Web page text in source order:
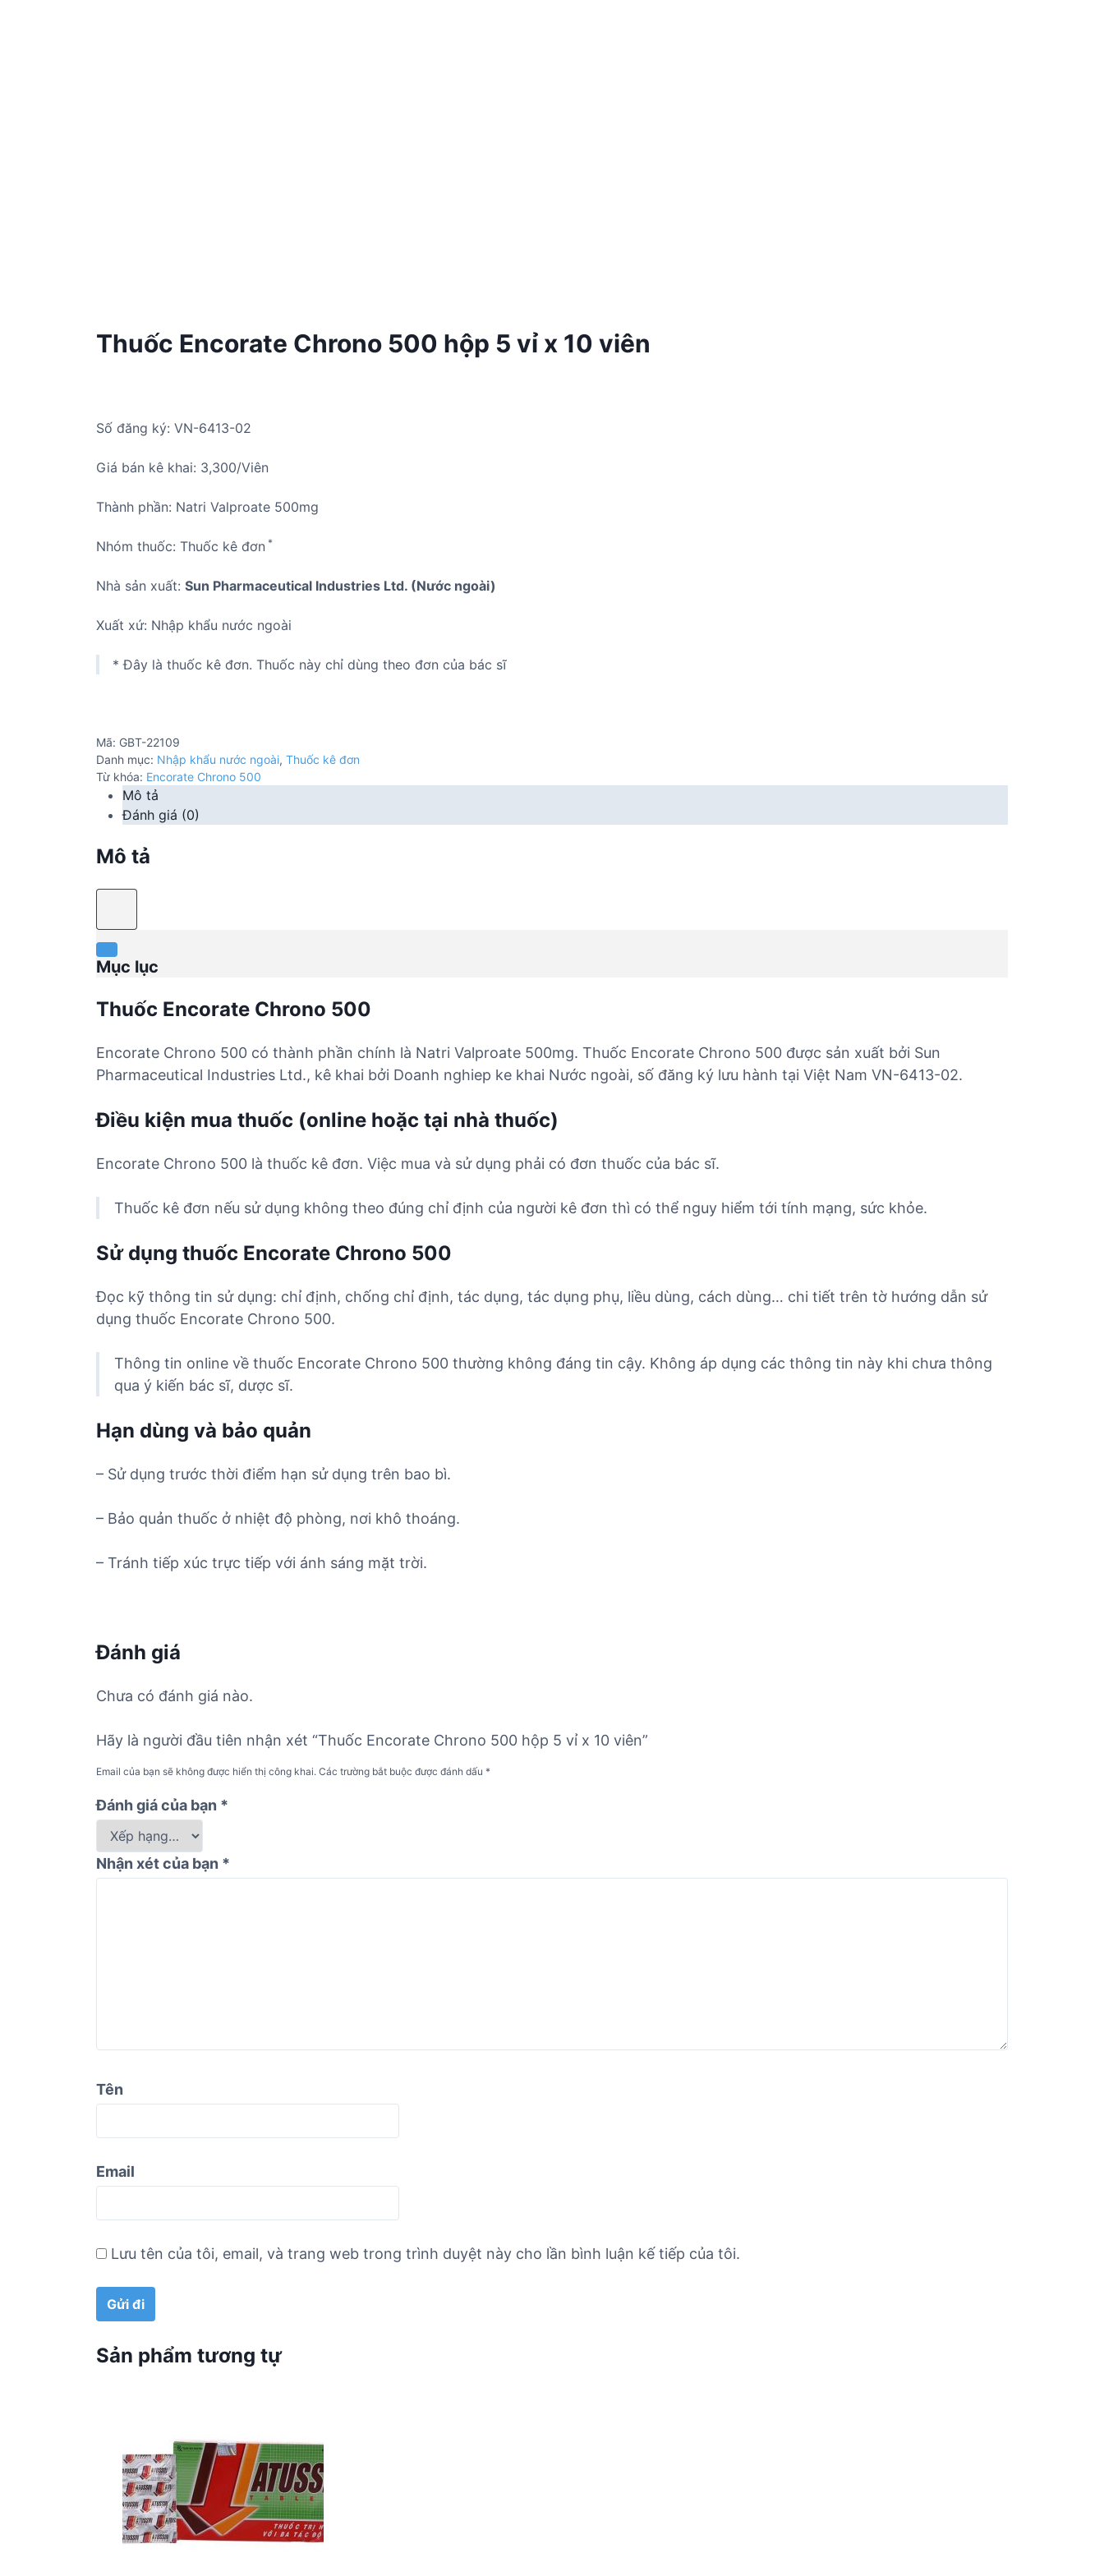
Thuốc Encorate Chrono 500 hộp 5 vỉ x 10 viên
Số đăng ký: VN-6413-02
Giá bán kê khai: 3,300/Viên
Thành phần: Natri Valproate 500mg
Nhóm thuốc: Thuốc kê đơn *
Nhà sản xuất: Sun Pharmaceutical Industries Ltd. (Nước ngoài)
Xuất xứ: Nhập khẩu nước ngoài
* Đây là thuốc kê đơn. Thuốc này chỉ dùng theo đơn của bác sĩ
Mã: GBT-22109
Danh mục: Nhập khẩu nước ngoài, Thuốc kê đơn
Từ khóa: Encorate Chrono 500
Mô tả
Đánh giá (0)
Mô tả
Mục lục
Thuốc Encorate Chrono 500
Encorate Chrono 500 có thành phần chính là Natri Valproate 500mg. Thuốc Encorate Chrono 500 được sản xuất bởi Sun
Pharmaceutical Industries Ltd., kê khai bởi Doanh nghiep ke khai Nước ngoài, số đăng ký lưu hành tại Việt Nam VN-6413-02.
Điều kiện mua thuốc (online hoặc tại nhà thuốc)
Encorate Chrono 500 là thuốc kê đơn. Việc mua và sử dụng phải có đơn thuốc của bác sĩ.
Thuốc kê đơn nếu sử dụng không theo đúng chỉ định của người kê đơn thì có thể nguy hiểm tới tính mạng, sức khỏe.
Sử dụng thuốc Encorate Chrono 500
Đọc kỹ thông tin sử dụng: chỉ định, chống chỉ định, tác dụng, tác dụng phụ, liều dùng, cách dùng… chi tiết trên tờ hướng dẫn sử
dụng thuốc Encorate Chrono 500.
Thông tin online về thuốc Encorate Chrono 500 thường không đáng tin cậy. Không áp dụng các thông tin này khi chưa thông
qua ý kiến bác sĩ, dược sĩ.
Hạn dùng và bảo quản
– Sử dụng trước thời điểm hạn sử dụng trên bao bì.
– Bảo quản thuốc ở nhiệt độ phòng, nơi khô thoáng.
– Tránh tiếp xúc trực tiếp với ánh sáng mặt trời.
Đánh giá
Chưa có đánh giá nào.
Hãy là người đầu tiên nhận xét “Thuốc Encorate Chrono 500 hộp 5 vỉ x 10 viên”
Email của bạn sẽ không được hiển thị công khai. Các trường bắt buộc được đánh dấu *
Đánh giá của bạn *
Nhận xét của bạn *
Tên
Email
Lưu tên của tôi, email, và trang web trong trình duyệt này cho lần bình luận kế tiếp của tôi.
Sản phẩm tương tự